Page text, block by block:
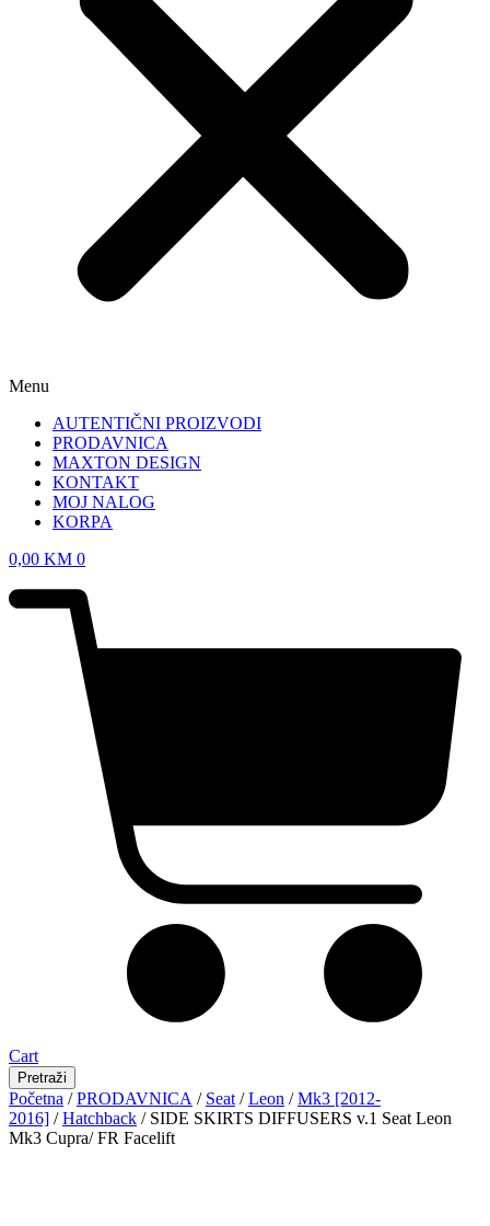
Menu
AUTENTIČNI PROIZVODI
PRODAVNICA
MAXTON DESIGN
KONTAKT
MOJ NALOG
KORPA
0,00 KM 0
Cart
Pretraži
Početna /PRODAVNICA / Seat /Leon /Mk3 [2012-
2016] /Hatchback / SIDE SKIRTS DIFFUSERS v.1 Seat Leon
Mk3 Cupra/ FR Facelift